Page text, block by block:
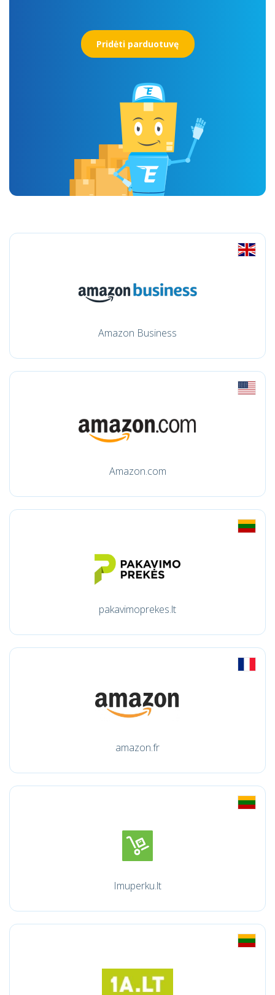
Pridėti parduotuvę
Amazon Business
Amazon.com
pakavimoprekes.lt
amazon.fr
Imuperku.lt